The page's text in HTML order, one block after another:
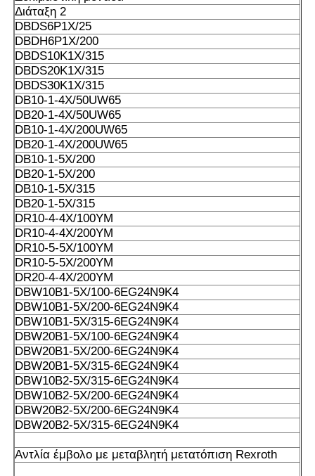
Διάταξη 2
DBDS6P1X/25
DBDH6P1X/200
DBDS10K1X/315
DBDS20K1X/315
DBDS30K1X/315
DB10-1-4X/50UW65
DB20-1-4X/50UW65
DB10-1-4X/200UW65
DB20-1-4X/200UW65
DB10-1-5X/200
DB20-1-5X/200
DB10-1-5X/315
DB20-1-5X/315
DR10-4-4X/100YM
DR10-4-4X/200YM
DR10-5-5X/100YM
DR10-5-5X/200YM
DR20-4-4X/200YM
DBW10B1-5X/100-6EG24N9K4
DBW10B1-5X/200-6EG24N9K4
DBW10B1-5X/315-6EG24N9K4
DBW20B1-5X/100-6EG24N9K4
DBW20B1-5X/200-6EG24N9K4
DBW20B1-5X/315-6EG24N9K4
DBW10B2-5X/315-6EG24N9K4
DBW10B2-5X/200-6EG24N9K4
DBW20B2-5X/200-6EG24N9K4
DBW20B2-5X/315-6EG24N9K4
Αντλία έμβολο με μεταβλητή μετατόπιση Rexroth